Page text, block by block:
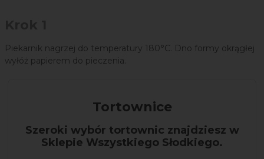
Piekarnik nagrzej do temperatury 180°C. Dno formy okrągłej
wyłóż papierem do pieczenia.
Tortownice
Szeroki wybór tortownic znajdziesz w
Sklepie Wszystkiego Słodkiego.